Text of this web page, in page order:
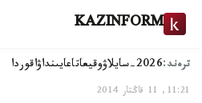
KAZINFORM
ترەند:2026-سايلاۋ وقيعاتاعايىنداۋاقوردا
11:21, 11 قاڭتار 2014